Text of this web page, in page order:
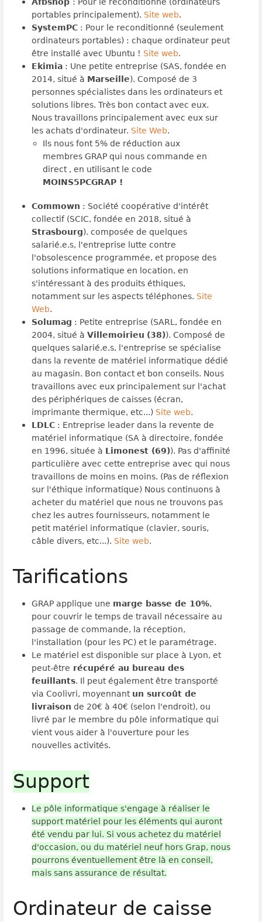
portables principalement). Site web.
SystemPC : Pour le reconditionné (seulement
ordinateurs portables) : chaque ordinateur peut
être installé avec Ubuntu ! Site web.
Ekimia : Une petite entreprise (SAS, fondée en
2014, situé à Marseille). Composé de 3
personnes spécialistes dans les ordinateurs et
solutions libres. Très bon contact avec eux.
Nous travaillons principalement avec eux sur
les achats d'ordinateur. Site Web.
Ils nous font 5% de réduction aux
membres GRAP qui nous commande en
direct , en utilisant le code
MOINS5PCGRAP !
Commown : Société coopérative d'intérêt
collectif (SCIC, fondée en 2018, situé à
Strasbourg). composée de quelques
salarié.e.s, l'entreprise lutte contre
l'obsolescence programmée, et propose des
solutions informatique en location, en
s'intéressant à des produits éthiques,
notamment sur les aspects téléphones. Site
Web.
Solumag : Petite entreprise (SARL, fondée en
2004, situé à Villemoirieu (38)). Composé de
quelques salarié.e.s, l'entreprise se spécialise
dans la revente de matériel informatique dédié
au magasin. Bon contact et bon conseils. Nous
travaillons avec eux principalement sur l'achat
des périphériques de caisses (écran,
imprimante thermique, etc...) Site web.
LDLC : Entreprise leader dans la revente de
matériel informatique (SA à directoire, fondée
en 1996, située à Limonest (69)). Pas d'affinité
particulière avec cette entreprise avec qui nous
travaillons de moins en moins. (Pas de réflexion
sur l'éthique informatique) Nous continuons à
acheter du matériel que nous ne trouvons pas
chez les autres fournisseurs, notamment le
petit matériel informatique (clavier, souris,
câble divers, etc...). Site web.
Tarifications
GRAP applique une marge basse de 10%,
pour couvrir le temps de travail nécessaire au
passage de commande, la réception,
l'installation (pour les PC) et le paramétrage.
Le matériel est disponible sur place à Lyon, et
peut-être récupéré au bureau des
feuillants. Il peut également être transporté
via Coolivri, moyennant un surcoût de
livraison de 20€ à 40€ (selon l'endroit), ou
livré par le membre du pôle informatique qui
vient vous aider à l'ouverture pour les
nouvelles activités.
Support
Le pôle informatique s'engage à réaliser le
support matériel pour les éléments qui auront
été vendu par lui. Si vous achetez du matériel
d'occasion, ou du matériel neuf hors Grap, nous
pourrons éventuellement être là en conseil,
mais sans assurance de résultat.
Ordinateur de caisse